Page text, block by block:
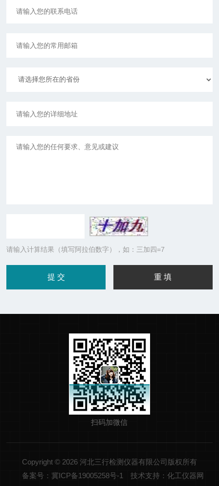
请输入计算结果（填写阿拉伯数字），如：三加四=7
扫码加微信
Copyright © 2026 河北三行检测仪器有限公司版权所有
备案号：冀ICP备19005258号-1
技术支持：化工仪器网